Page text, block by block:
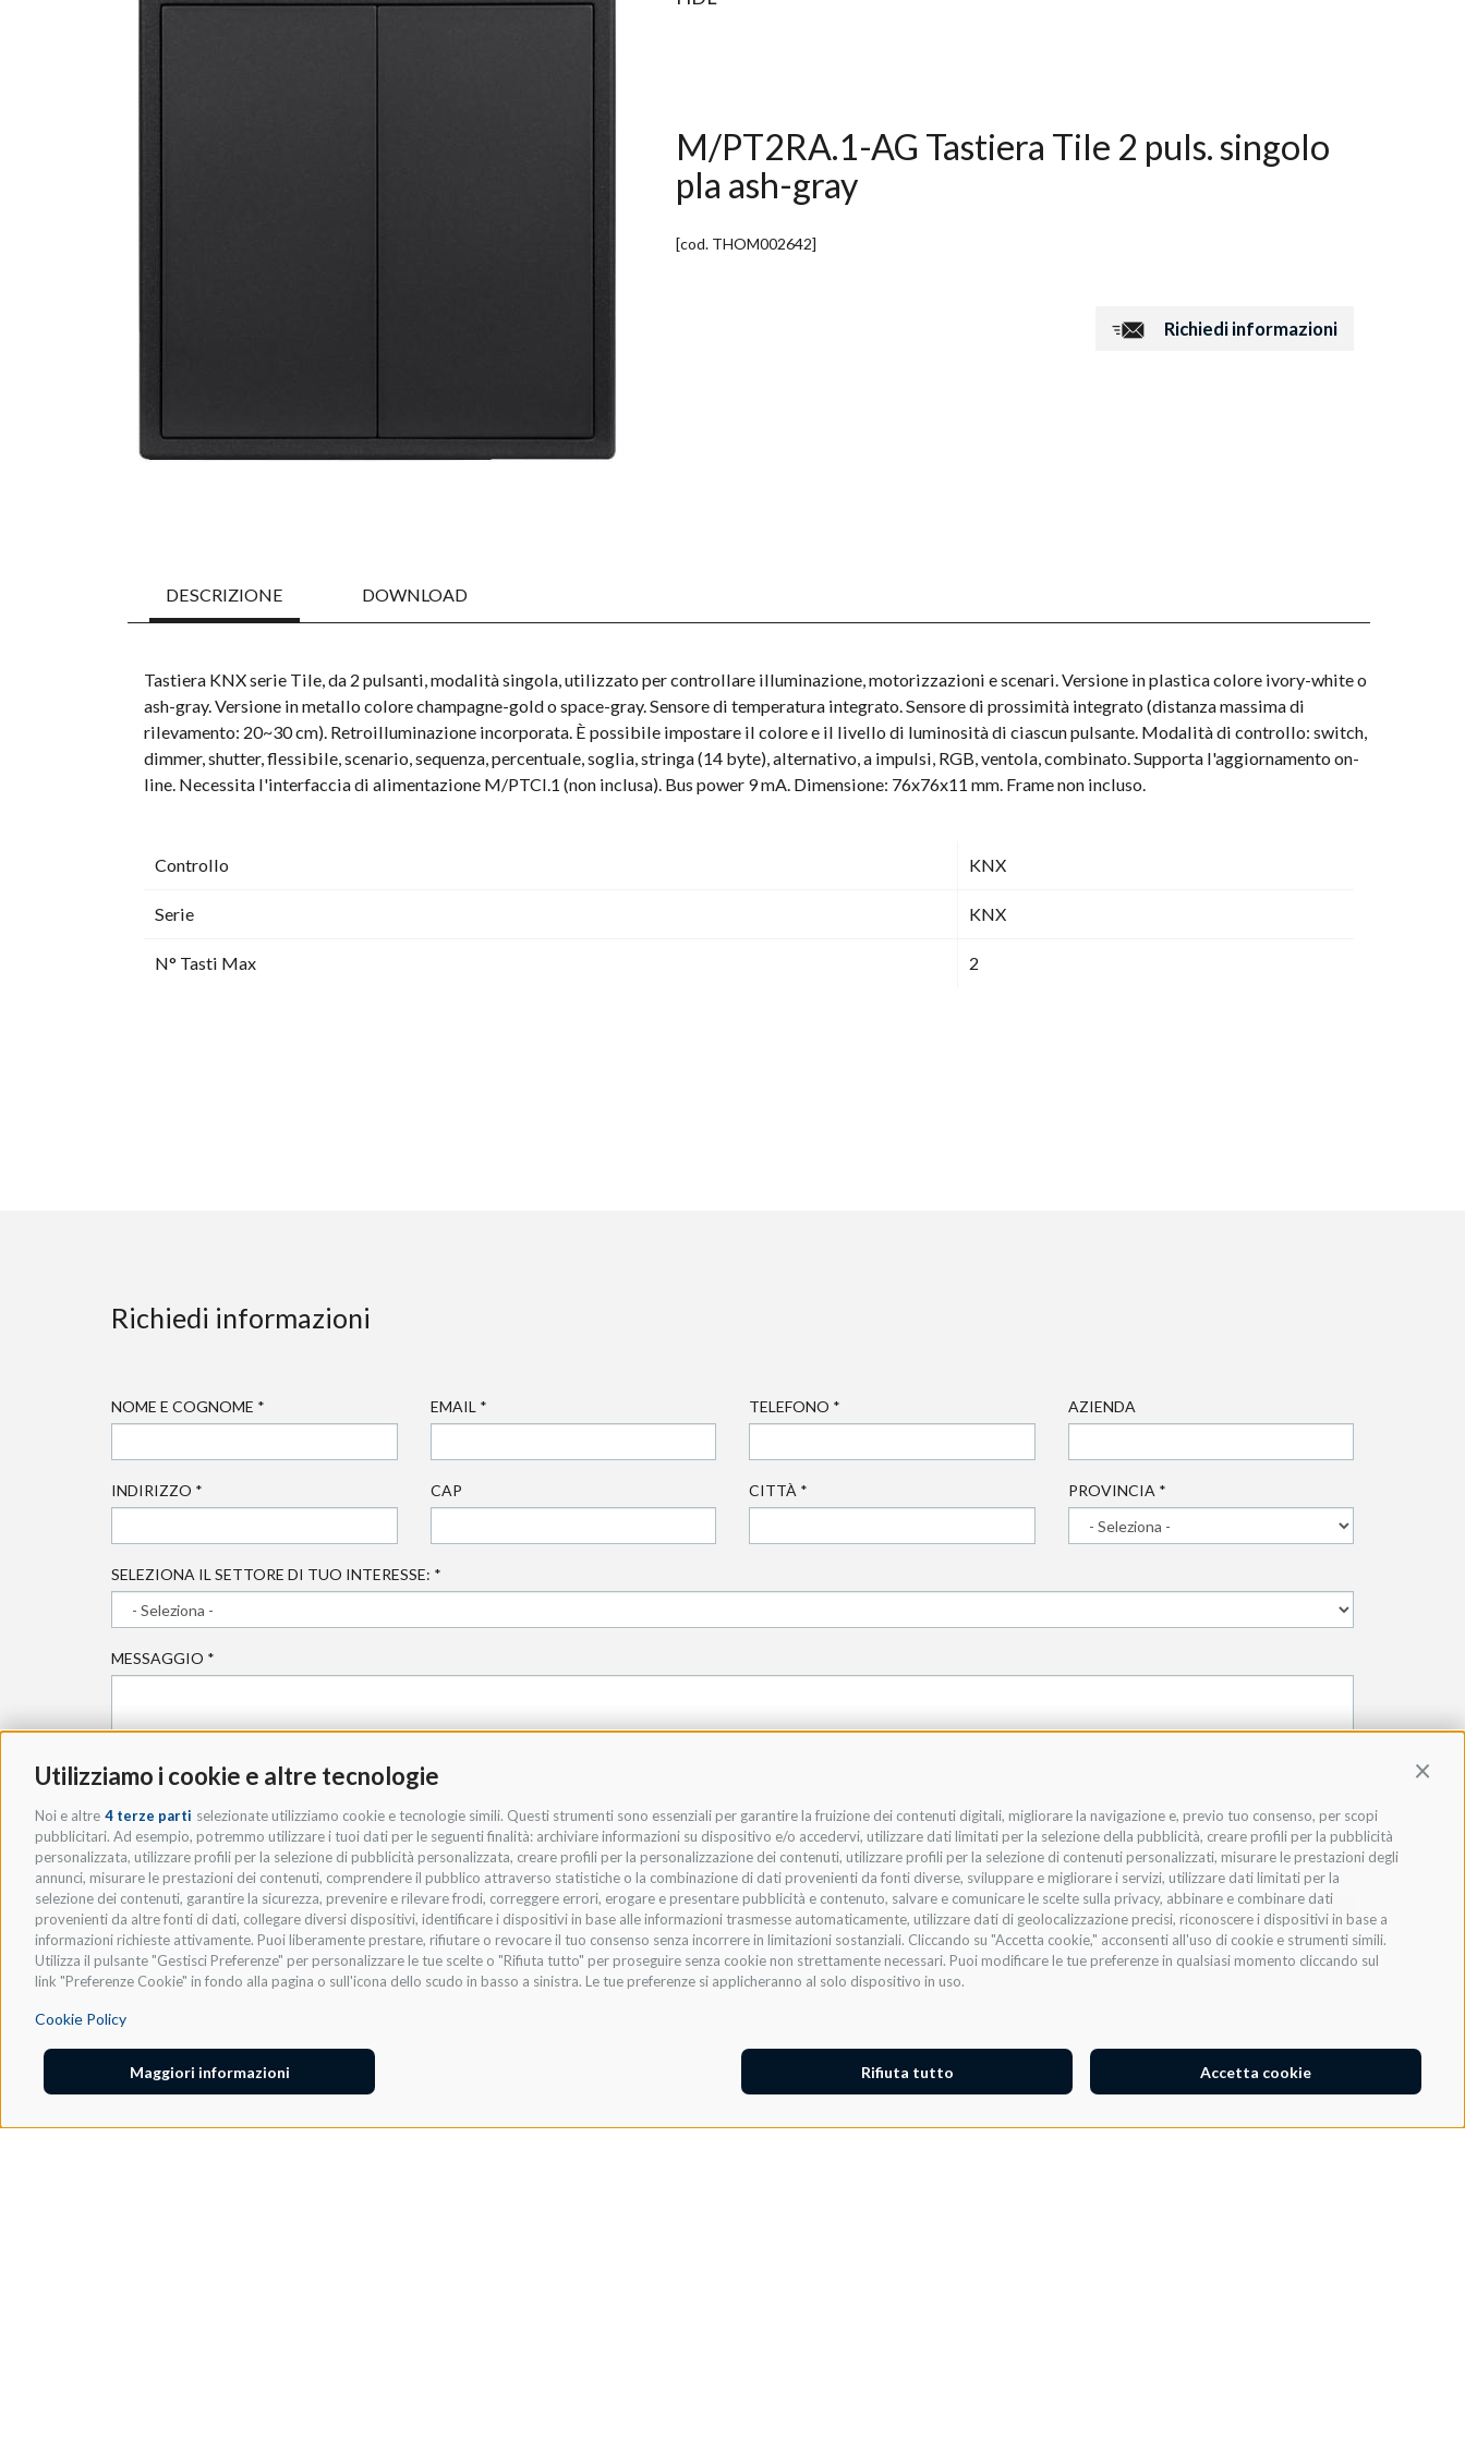
Utilizziamo i cookie e altre tecnologie
Noi e altre 4 terze parti selezionate utilizziamo cookie e tecnologie simili. Questi strumenti sono essenziali per garantire la fruizione dei contenuti digitali, migliorare la navigazione e, previo tuo consenso, per scopi
pubblicitari. Ad esempio, potremmo utilizzare i tuoi dati per le seguenti finalità: archiviare informazioni su dispositivo e/o accedervi, utilizzare dati limitati per la selezione della pubblicità, creare profili per la pubblicità
personalizzata, utilizzare profili per la selezione di pubblicità personalizzata, creare profili per la personalizzazione dei contenuti, utilizzare profili per la selezione di contenuti personalizzati, misurare le prestazioni degli
annunci, misurare le prestazioni dei contenuti, comprendere il pubblico attraverso statistiche o la combinazione di dati provenienti da fonti diverse, sviluppare e migliorare i servizi, utilizzare dati limitati per la
selezione dei contenuti, garantire la sicurezza, prevenire e rilevare frodi, correggere errori, erogare e presentare pubblicità e contenuto, salvare e comunicare le scelte sulla privacy, abbinare e combinare dati
provenienti da altre fonti di dati, collegare diversi dispositivi, identificare i dispositivi in base alle informazioni trasmesse automaticamente, utilizzare dati di geolocalizzazione precisi, riconoscere i dispositivi in base a
informazioni richieste attivamente. Puoi liberamente prestare, rifiutare o revocare il tuo consenso senza incorrere in limitazioni sostanziali. Cliccando su "Accetta cookie," acconsenti all'uso di cookie e strumenti simili.
Utilizza il pulsante "Gestisci Preferenze" per personalizzare le tue scelte o "Rifiuta tutto" per proseguire senza cookie non strettamente necessari. Puoi modificare le tue preferenze in qualsiasi momento cliccando sul
link "Preferenze Cookie" in fondo alla pagina o sull'icona dello scudo in basso a sinistra. Le tue preferenze si applicheranno al solo dispositivo in uso.
Cookie Policy
Accetta cookie
Rifiuta tutto
Maggiori informazioni
M/PT2RA.1-AG Tastiera Tile 2 puls. singolo
pla ash-gray
[cod. THOM002642]
Richiedi informazioni
DESCRIZIONE DOWNLOAD
Tastiera KNX serie Tile, da 2 pulsanti, modalità singola, utilizzato per controllare illuminazione, motorizzazioni e scenari. Versione in plastica colore ivory-white o
ash-gray. Versione in metallo colore champagne-gold o space-gray. Sensore di temperatura integrato. Sensore di prossimità integrato (distanza massima di
rilevamento: 20~30 cm). Retroilluminazione incorporata. È possibile impostare il colore e il livello di luminosità di ciascun pulsante. Modalità di controllo: switch,
dimmer, shutter, flessibile, scenario, sequenza, percentuale, soglia, stringa (14 byte), alternativo, a impulsi, RGB, ventola, combinato. Supporta l'aggiornamento on-
line. Necessita l'interfaccia di alimentazione M/PTCI.1 (non inclusa). Bus power 9 mA. Dimensione: 76x76x11 mm. Frame non incluso.
Controllo KNX
Serie KNX
N° Tasti Max 2
Richiedi informazioni
NOME E COGNOME * EMAIL * TELEFONO * AZIENDA
INDIRIZZO * CAP CITTÀ * PROVINCIA *
SELEZIONA IL SETTORE DI TUO INTERESSE: *
MESSAGGIO *
* ACCETTO LAPRIVACY POLICY.
INVIA